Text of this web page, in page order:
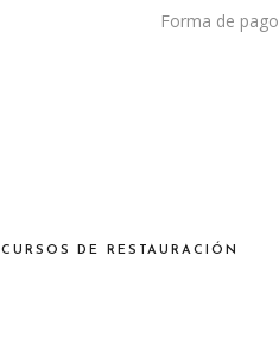
Forma de pago
CURSOS DE RESTAURACIÓN